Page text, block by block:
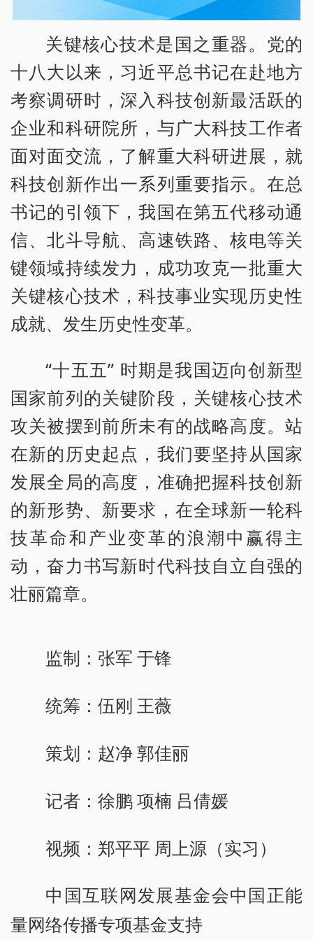
关键核心技术是国之重器。党的
十八大以来，习近平总书记在赴地方
考察调研时，深入科技创新最活跃的
企业和科研院所，与广大科技工作者
面对面交流，了解重大科研进展，就
科技创新作出一系列重要指示。在总
书记的引领下，我国在第五代移动通
信、北斗导航、高速铁路、核电等关
键领域持续发力，成功攻克一批重大
关键核心技术，科技事业实现历史性
成就、发生历史性变革。
“十五五” 时期是我国迈向创新型
国家前列的关键阶段，关键核心技术
攻关被摆到前所未有的战略高度。站
在新的历史起点，我们要坚持从国家
发展全局的高度，准确把握科技创新
的新形势、新要求，在全球新一轮科
技革命和产业变革的浪潮中赢得主
动，奋力书写新时代科技自立自强的
壮丽篇章。
监制：张军 于锋
统筹：伍刚 王薇
策划：赵净 郭佳丽
记者：徐鹏 项楠 吕倩媛
视频：郑平平 周上源（实习）
中国互联网发展基金会中国正能
量网络传播专项基金支持